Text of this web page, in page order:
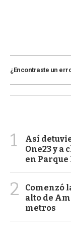
¿Encontraste un
1
Así
One23 y a
en
2
Comenzó
alto de
metros